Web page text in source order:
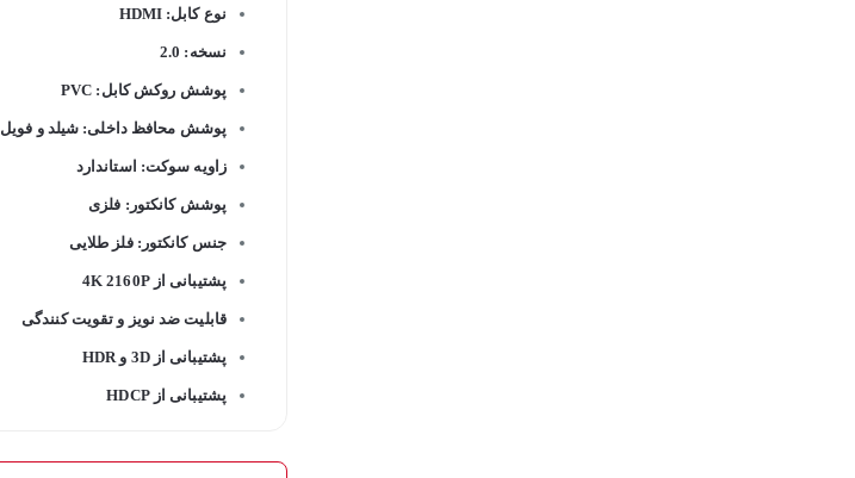
نوع کابل: HDMI
نسخه: 2.0
پوشش روکش کابل: PVC
پوشش محافظ داخلی: شیلد و فویل
زاویه سوکت: استاندارد
پوشش کانکتور: فلزی
جنس کانکتور: فلز طلایی
پشتیبانی از 4K 2160P
قابلیت ضد نویز و تقویت کنندگی
پشتیبانی از 3D و HDR
پشتیبانی از HDCP